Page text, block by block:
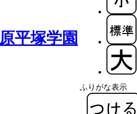
ふりがな表示
平塚学園